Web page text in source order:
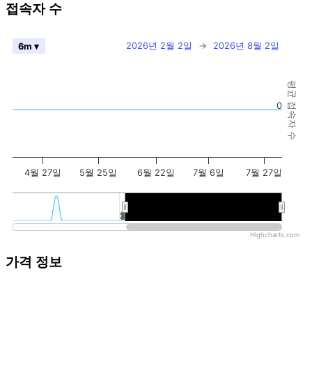
접속자 수
평균 접속자 수
2026년 2월 2일 → 2026년 8월 2일
6m ▾
4월 27일 5월 25일 6월 22일 7월 6일 7월 27일
2026년 1월
2026년 1월
0
Highcharts.com
가격 정보